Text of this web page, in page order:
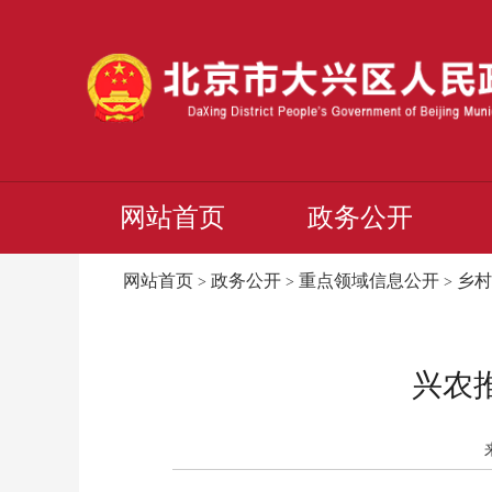
网站首页 政务公开
网站首页 > 政务公开 > 重点领域信息公开 > 乡
兴农